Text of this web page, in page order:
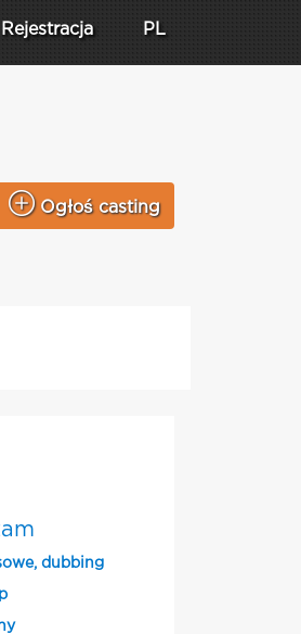
Rejestracja PL
Ogłoś casting
dubbing